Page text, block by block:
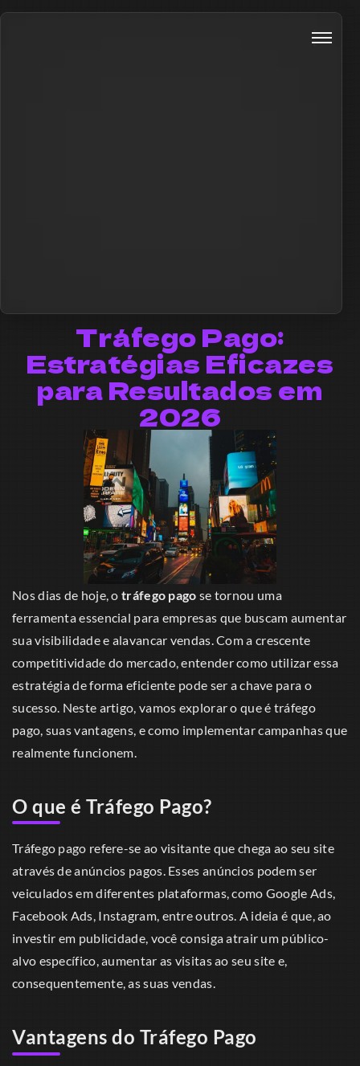
Tráfego Pago:
Estratégias Eficazes
para Resultados em
2026
Nos dias de hoje, o tráfego pago se tornou uma
ferramenta essencial para empresas que buscam aumentar
sua visibilidade e alavancar vendas. Com a crescente
competitividade do mercado, entender como utilizar essa
estratégia de forma eficiente pode ser a chave para o
sucesso. Neste artigo, vamos explorar o que é tráfego
pago, suas vantagens, e como implementar campanhas que
realmente funcionem.
O que é Tráfego Pago?
Tráfego pago refere-se ao visitante que chega ao seu site
através de anúncios pagos. Esses anúncios podem ser
veiculados em diferentes plataformas, como Google Ads,
Facebook Ads, Instagram, entre outros. A ideia é que, ao
investir em publicidade, você consiga atrair um público-
alvo específico, aumentar as visitas ao seu site e,
consequentemente, as suas vendas.
Vantagens do Tráfego Pago